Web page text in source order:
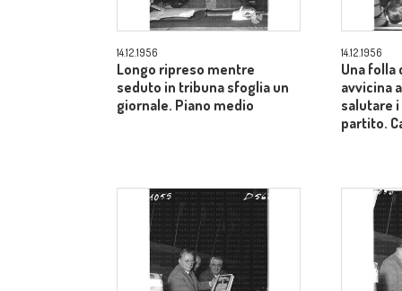
14.12.1956
Longo ripreso mentre
seduto in tribuna sfoglia un
giornale. Piano medio
14.12.1956
Una folla
avvicina
salutare
partito.